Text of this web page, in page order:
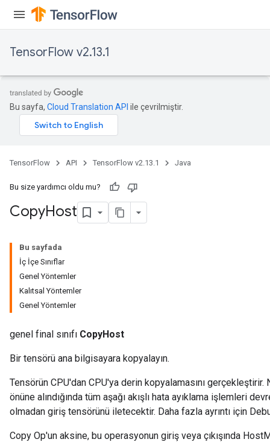
TensorFlow v2.13.1
Bu sayfa, Cloud Translation API ile çevrilmiştir.
TensorFlow API TensorFlow v2.13.1 Java
Bu size yardımcı oldu mu?
CopyHost
Bu sayfada
İç İçe Sınıflar
Genel Yöntemler
Kalıtsal Yöntemler
Genel Yöntemler
genel final sınıfı CopyHost
Bir tensörü ana bilgisayara kopyalayın.
Tensörün CPU'dan CPU'ya derin kopyalamasını
önüne alındığında tüm aşağı akışlı hata ayıklama işlemleri
olmadan giriş tensörünü iletecektir. Daha fazla ayrıntı için
Copy Op'un aksine, bu operasyonun giriş veya çıkışında